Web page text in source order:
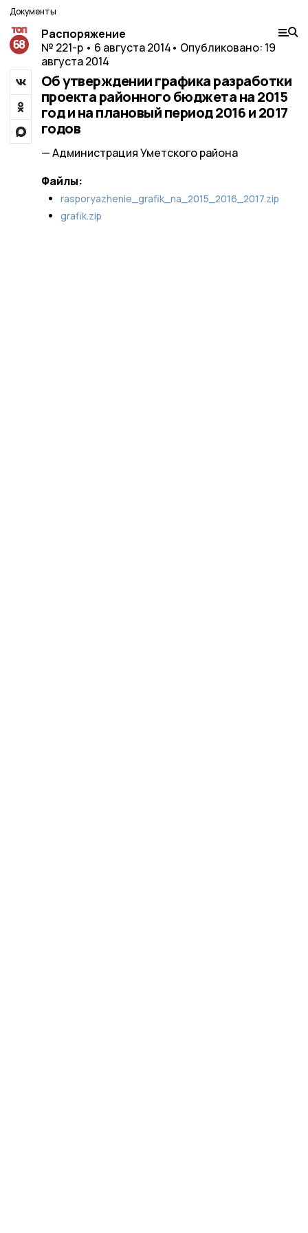
Документы
Распоряжение
№ 221-р • 6 августа 2014• Опубликовано: 19
августа 2014
Об утверждении графика разработки
проекта районного бюджета на 2015
год и на плановый период 2016 и 2017
годов
— Администрация Уметского района
Файлы:
rasporyazhenie_grafik_na_2015_2016_2017.zip
grafik.zip